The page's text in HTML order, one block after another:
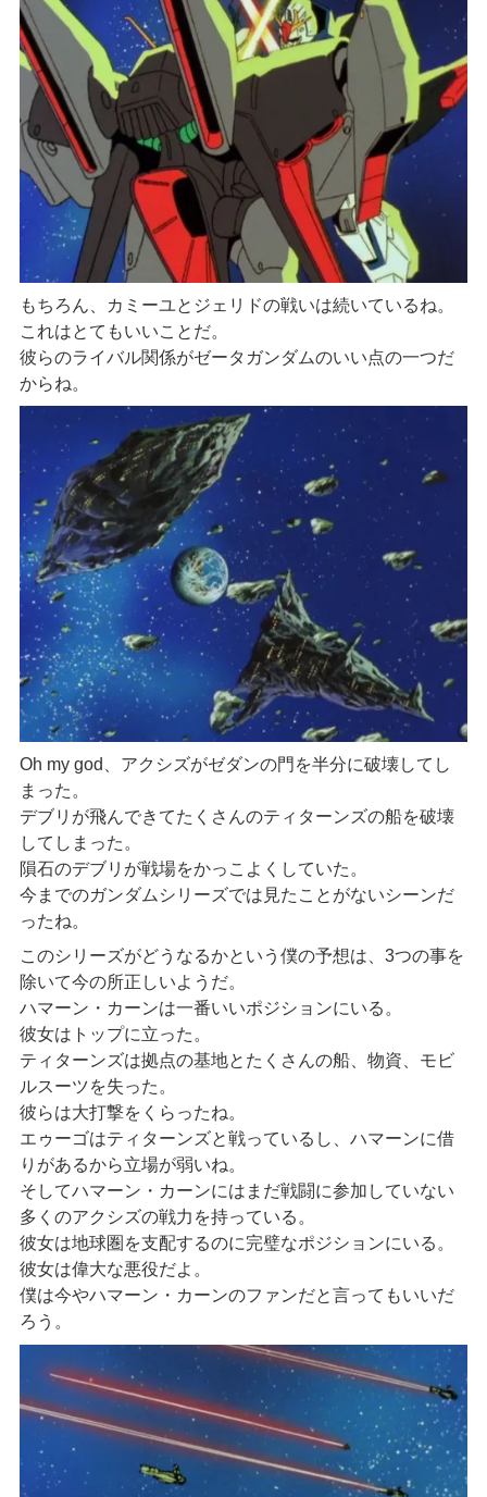
もちろん、カミーユとジェリドの戦いは続いているね。
これはとてもいいことだ。
彼らのライバル関係がゼータガンダムのいい点の一つだ
からね。
Oh my god、アクシズがゼダンの門を半分に破壊してし
まった。
デブリが飛んできてたくさんのティターンズの船を破壊
してしまった。
隕石のデブリが戦場をかっこよくしていた。
今までのガンダムシリーズでは見たことがないシーンだ
ったね。
このシリーズがどうなるかという僕の予想は、3つの事を
除いて今の所正しいようだ。
ハマーン・カーンは一番いいポジションにいる。
彼女はトップに立った。
ティターンズは拠点の基地とたくさんの船、物資、モビ
ルスーツを失った。
彼らは大打撃をくらったね。
エゥーゴはティターンズと戦っているし、ハマーンに借
りがあるから立場が弱いね。
そしてハマーン・カーンにはまだ戦闘に参加していない
多くのアクシズの戦力を持っている。
彼女は地球圏を支配するのに完璧なポジションにいる。
彼女は偉大な悪役だよ。
僕は今やハマーン・カーンのファンだと言ってもいいだ
ろう。